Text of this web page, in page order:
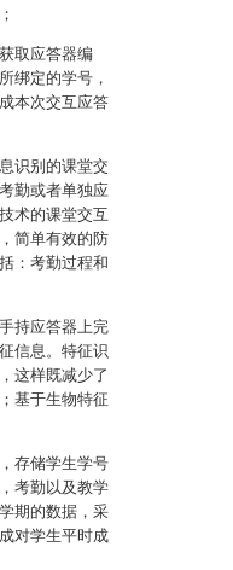
取应答器编
绑定的学号，
本次交互应答
识别的课堂交
勤或者单独应
术的课堂交互
简单有效的防
：考勤过程和
持应答器上完
信息。特征识
这样既减少了
基于生物特征
存储学生学号
考勤以及教学
期的数据，采
对学生平时成